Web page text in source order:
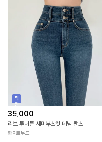
직
진
배
송
35,000
리브 투버튼 세미부츠컷 데님 팬츠
화이트무드